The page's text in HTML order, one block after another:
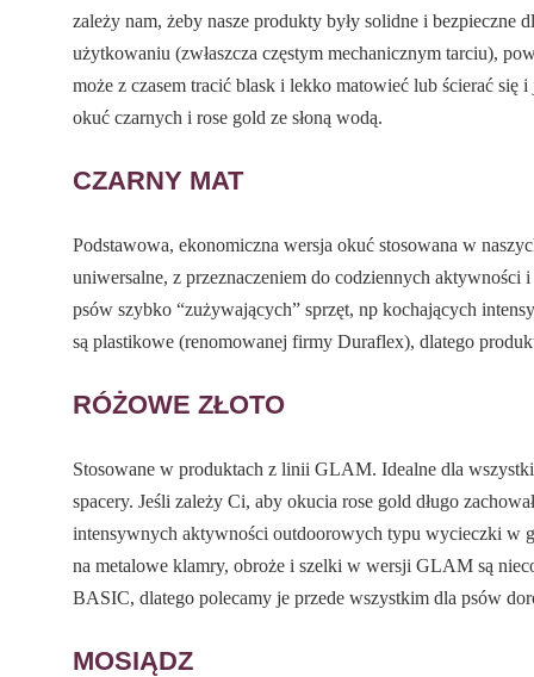
zależy nam, żeby nasze produkty były solidne i
użytkowaniu (zwłaszcza częstym mechanicznym tarciu),
może z czasem tracić blask i lekko matowieć lub ścierać się
okuć czarnych i rose gold ze słoną wodą.
CZARNY MAT
Podstawowa, ekonomiczna wersja okuć stosowana w
uniwersalne, z przeznaczeniem do codziennych aktywności
psów szybko “zużywających” sprzęt, np kochających
są plastikowe (renomowanej firmy Duraflex), dlatego
RÓŻOWE ZŁOTO
Stosowane w produktach z linii GLAM. Idealne dla
spacery. Jeśli zależy Ci, aby okucia rose gold długo
intensywnych aktywności outdoorowych typu wycieczki w
na metalowe klamry, obroże i szelki w wersji GLAM są
BASIC, dlatego polecamy je przede wszystkim dla psów
MOSIĄDZ